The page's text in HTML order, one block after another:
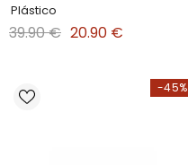
Plástico
39.90 € 20.90 €
-45%